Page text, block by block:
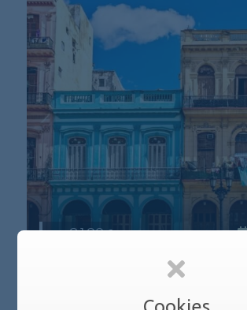
2190
HIGHLIGHTS OF CUBA
Αναχώρηση: 8 Απριλίου 2026